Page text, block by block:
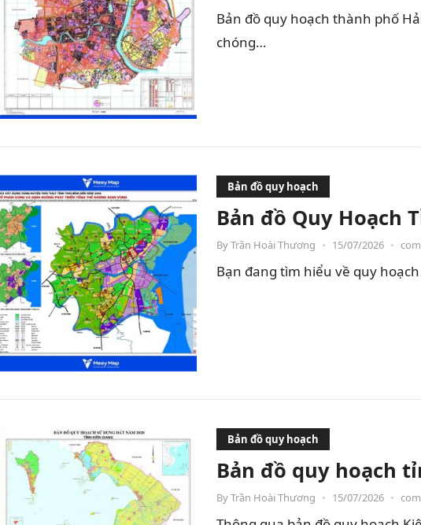
Bản đồ quy hoạch thành phố
chóng…
Bản đồ quy hoạch
Bản đồ Quy Hoạch
ByTrần Hoài Thương • 15/07/2026 •
Bạn đang tìm hiểu về quy
Bản đồ quy hoạch
Bản đồ quy hoạch
ByTrần Hoài Thương • 15/07/2026 •